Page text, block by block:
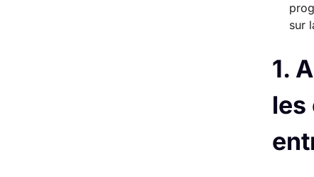
sur
1.
les